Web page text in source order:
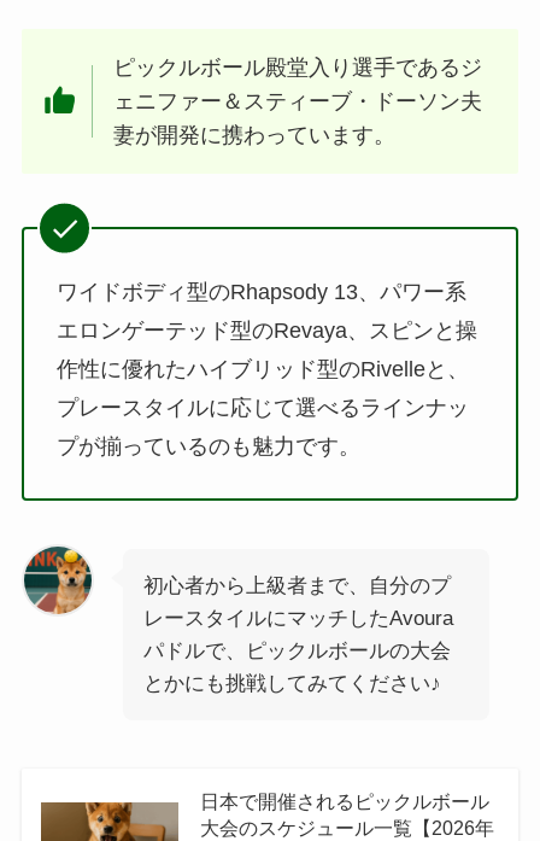
ピックルボール殿堂入り選手であるジ
ェニファー＆スティーブ・ドーソン夫
妻が開発に携わっています。
ワイドボディ型のRhapsody 13、パワー系
エロンゲーテッド型のRevaya、スピンと操
作性に優れたハイブリッド型のRivelleと、
プレースタイルに応じて選べるラインナッ
プが揃っているのも魅力です。
初心者から上級者まで、自分のプ
レースタイルにマッチしたAvoura
パドルで、ピックルボールの大会
とかにも挑戦してみてください♪
日本で開催されるピックルボール
大会のスケジュール一覧【2026年